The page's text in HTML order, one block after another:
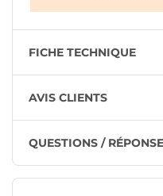
FICHE TECHNIQUE
AVIS CLIENTS
QUESTIONS /